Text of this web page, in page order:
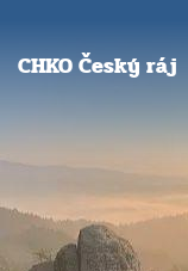
CHKO Český ráj